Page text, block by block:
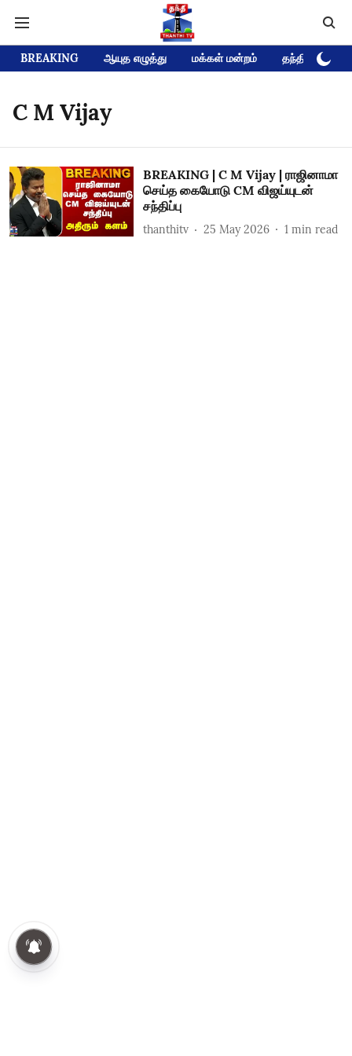
BREAKING ஆயுத எழுத்து மக்கள் மன்றம் தந்தி டிவி
C M Vijay
BREAKING | C M Vijay | ராஜினாமா
செய்த கையோடு CM விஜய்யுடன்
சந்திப்பு
thanthitv 25 May 2026 1 min read